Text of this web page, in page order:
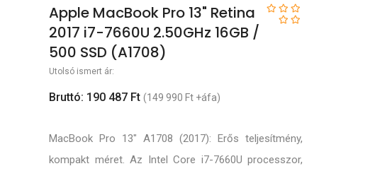
Apple MacBook Pro 13" Retina
2017 i7-7660U 2.50GHz 16GB /
500 SSD (A1708)
Utolsó ismert ár:
Bruttó: 190 487 Ft (149 990 Ft +áfa)
MacBook Pro 13" A1708 (2017): Erős teljesítmény,
kompakt méret. Az Intel Core i7-7660U processzor,